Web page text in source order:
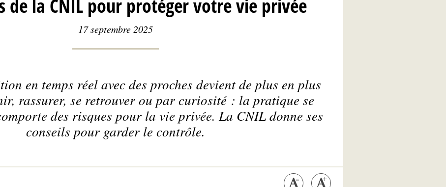
de la CNIL pour protéger votre vie privée
17 septembre 2025
en temps réel avec des proches devient de plus en plus
rassurer, se retrouver ou par curiosité : la pratique se
des risques pour la vie privée. La CNIL donne ses
conseils pour garder le contrôle.